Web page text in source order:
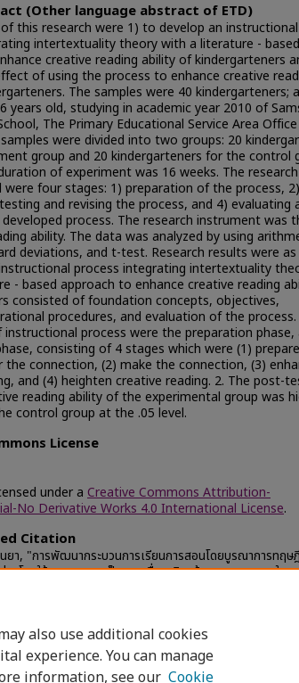
(Other language abstract of ETD)
this research were 1) to develop an instructional
intertextuality theory with a literature - based
creative reading ability of kindergarteners
of using the process to enhance creative
The samples were 40 kindergarteners;
years old, studying in academic year 2010 of
The Primary Educational Service Area
were divided into two groups: 20
group and 20 kindergarteners for the control
of experiment was 16 weeks. The research
were four stages: 1) preparation of the process,
and revising the process, and 4) evaluating
process. The research instrument was
ability. The data was analyzed by using
deviations, and t-test. Research results were as
process integrating intertextuality
- based approach to enhance creative reading
consisted of foundation concepts, objectives,
procedures, and evaluation of the
process were the preparation phase,
consisting of 4 stages which were (1) prepare
connection, (2) make the connection, (3)
and (4) heighten creative reading. 2. The post-
reading ability of the experimental group was
control group at the .05 level.
License
under a Creative Commons Attribution-
No Derivative Works 4.0 International License.
Citation
า, "การพัฒนากระบวนการเรียนการสอนโดยบูรณาการทฤษ
นโดยใช้วรรณกรรมเป็นฐานเพื่อเสริมสร้างความสามารถในก
also use additional cookies
experience. You can manage
information, see our Cookie